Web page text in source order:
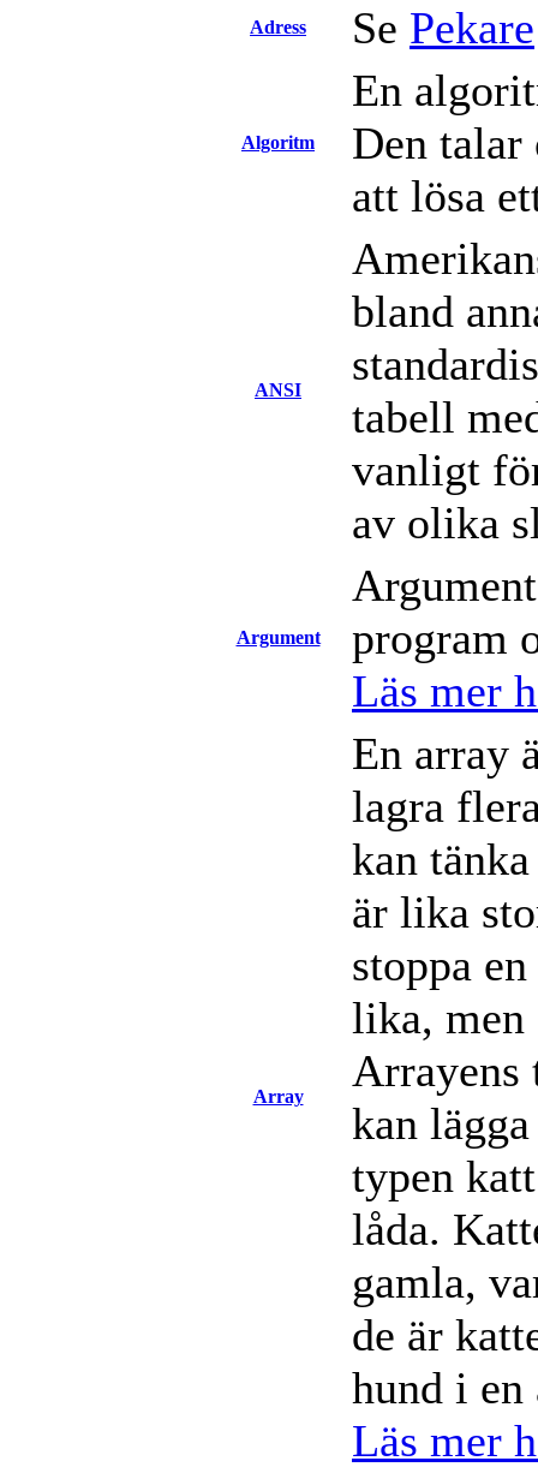
Adress Se Pekare
Algoritm
En
Den
att lösa
ANSI
bland
tabell
vanligt
av olika
Argument
program
Läs mer
Array
En array
lagra
kan
är lika
stoppa
lika, men
Arrayens
kan
typen
låda.
gamla,
de är
hund i en
Läs mer